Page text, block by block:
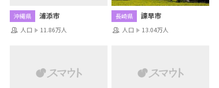
沖縄県 浦添市
人口 11.86万人
長崎県 諫早市
人口 13.04万人